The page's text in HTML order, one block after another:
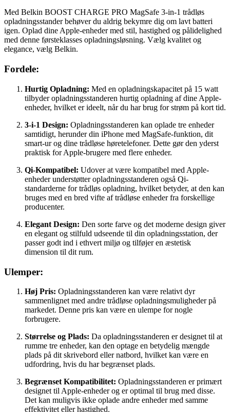
Med Belkin BOOST CHARGE PRO MagSafe 3-in-1 trådløs
opladningsstander behøver du aldrig bekymre dig om lavt batteri
igen. Oplad dine Apple-enheder med stil, hastighed og pålidelighed
med denne førsteklasses opladningsløsning. Vælg kvalitet og
elegance, vælg Belkin.
Fordele:
Hurtig Opladning: Med en opladningskapacitet på 15 watt
tilbyder opladningsstanderen hurtig opladning af dine Apple-
enheder, hvilket er ideelt, når du har brug for strøm på kort tid.
3-i-1 Design: Opladningsstanderen kan oplade tre enheder
samtidigt, herunder din iPhone med MagSafe-funktion, dit
smart-ur og dine trådløse høretelefoner. Dette gør den yderst
praktisk for Apple-brugere med flere enheder.
Qi-Kompatibel: Udover at være kompatibel med Apple-
enheder understøtter opladningsstanderen også Qi-
standarderne for trådløs opladning, hvilket betyder, at den kan
bruges med en bred vifte af trådløse enheder fra forskellige
producenter.
Elegant Design: Den sorte farve og det moderne design giver
en elegant og stilfuld udseende til din opladningsstation, der
passer godt ind i ethvert miljø og tilføjer en æstetisk
dimension til dit rum.
Ulemper:
Høj Pris: Opladningsstanderen kan være relativt dyr
sammenlignet med andre trådløse opladningsmuligheder på
markedet. Denne pris kan være en ulempe for nogle
forbrugere.
Størrelse og Plads: Da opladningsstanderen er designet til at
rumme tre enheder, kan den optage en betydelig mængde
plads på dit skrivebord eller natbord, hvilket kan være en
udfordring, hvis du har begrænset plads.
Begrænset Kompatibilitet: Opladningsstanderen er primært
designet til Apple-enheder og er optimal til brug med disse.
Det kan muligvis ikke oplade andre enheder med samme
effektivitet eller hastighed.